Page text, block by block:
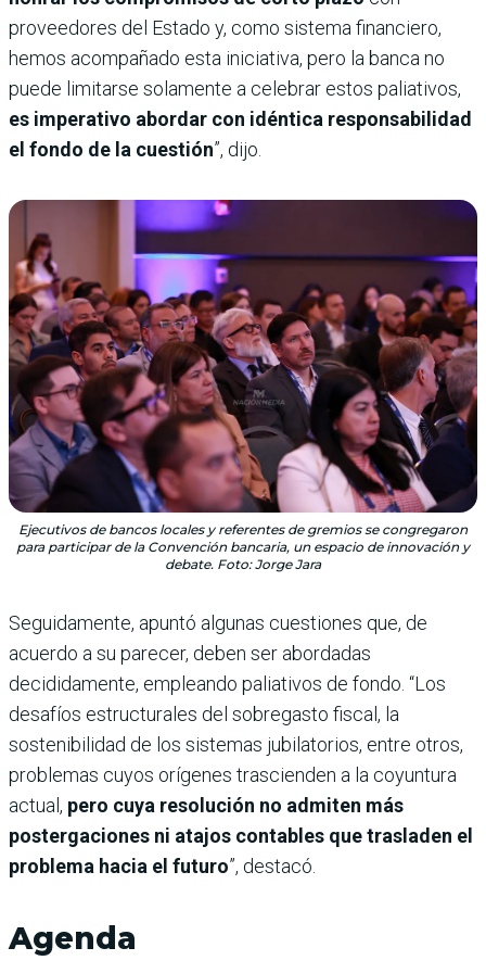
proveedores del Estado y, como sistema financiero,
hemos acompañado esta iniciativa, pero la banca no
puede limitarse solamente a celebrar estos paliativos,
es imperativo abordar con idéntica responsabilidad
el fondo de la cuestión”, dijo.
Ejecutivos de bancos locales y referentes de gremios se congregaron
para participar de la Convención bancaria, un espacio de innovación y
debate. Foto: Jorge Jara
Seguidamente, apuntó algunas cuestiones que, de
acuerdo a su parecer, deben ser abordadas
decididamente, empleando paliativos de fondo. “Los
desafíos estructurales del sobregasto fiscal, la
sostenibilidad de los sistemas jubilatorios, entre otros,
problemas cuyos orígenes trascienden a la coyuntura
actual, pero cuya resolución no admiten más
postergaciones ni atajos contables que trasladen el
problema hacia el futuro”, destacó.
Agenda